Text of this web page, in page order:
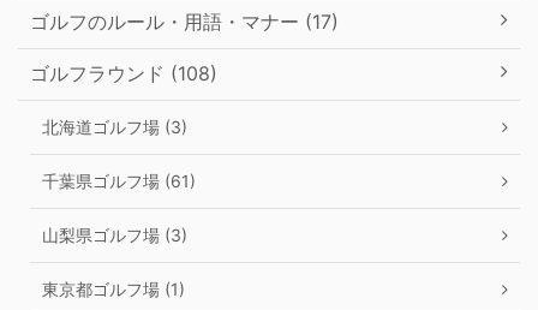
ゴルフのルール・用語・マナー (17)
ゴルフラウンド (108)
北海道ゴルフ場 (3)
千葉県ゴルフ場 (61)
山梨県ゴルフ場 (3)
東京都ゴルフ場 (1)